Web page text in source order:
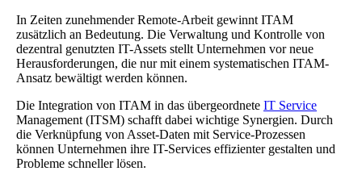
In Zeiten zunehmender Remote-Arbeit gewinnt ITAM
zusätzlich an Bedeutung. Die Verwaltung und Kontrolle von
dezentral genutzten IT-Assets stellt Unternehmen vor neue
Herausforderungen, die nur mit einem systematischen ITAM-
Ansatz bewältigt werden können.
Die Integration von ITAM in das übergeordnete IT Service
Management (ITSM) schafft dabei wichtige Synergien. Durch
die Verknüpfung von Asset-Daten mit Service-Prozessen
können Unternehmen ihre IT-Services effizienter gestalten und
Probleme schneller lösen.